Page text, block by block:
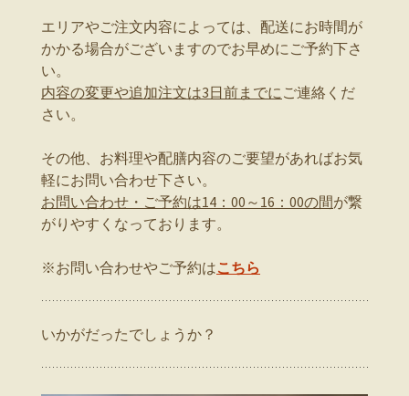
エリアやご注文内容によっては、配送にお時間が
かかる場合がございますのでお早めにご予約下さ
い。
内容の変更や追加注文は3日前までにご連絡くだ
さい。
その他、お料理や配膳内容のご要望があればお気
軽にお問い合わせ下さい。
お問い合わせ・ご予約は14：00～16：00の間が繋
がりやすくなっております。
※お問い合わせやご予約はこちら
いかがだったでしょうか？